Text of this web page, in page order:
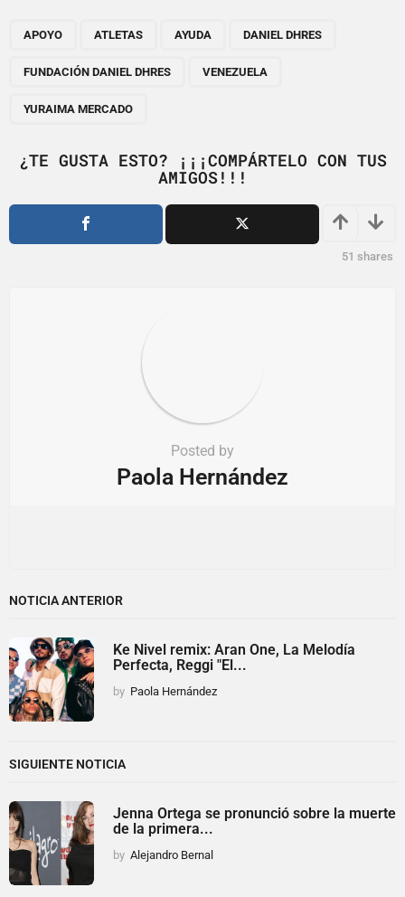
o
APOYO ATLETAS AYUDA DANIEL DHRES
FUNDACIÓN DANIEL DHRES VENEZUELA
YURAIMA MERCADO
¿TE GUSTA ESTO? ¡¡¡COMPÁRTELO CON TUS
AMIGOS!!!
51 shares
Posted by
Paola Hernández
NOTICIA ANTERIOR
Ke Nivel remix: Aran One, La Melodía
Perfecta, Reggi "El...
by Paola Hernández
SIGUIENTE NOTICIA
Jenna Ortega se pronunció sobre la muerte
de la primera...
by Alejandro Bernal